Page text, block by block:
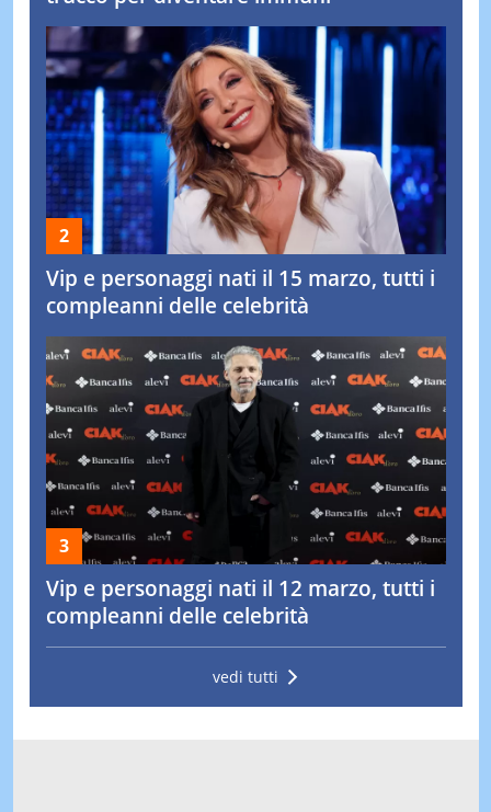
Vip e personaggi nati il 15 marzo, tutti i
compleanni delle celebrità
Vip e personaggi nati il 12 marzo, tutti i
compleanni delle celebrità
vedi tutti